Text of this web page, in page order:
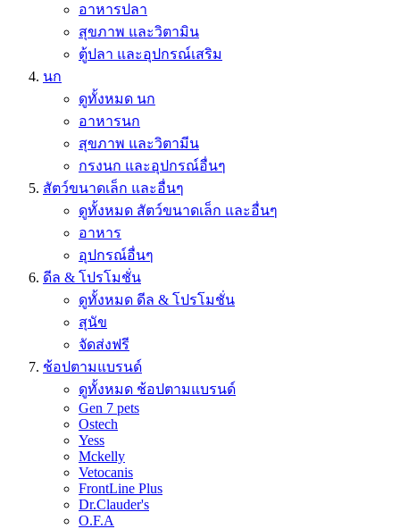
อาหารปลา
สุขภาพ และวิตามิน
ตู้ปลา และอุปกรณ์เสริม
นก
ดูทั้งหมด นก
อาหารนก
สุขภาพ และวิตามีน
กรงนก และอุปกรณ์อื่นๆ
สัตว์ขนาดเล็ก และอื่นๆ
ดูทั้งหมด สัตว์ขนาดเล็ก และอื่นๆ
อาหาร
อุปกรณ์อื่นๆ
ดีล & โปรโมชั่น
ดูทั้งหมด ดีล & โปรโมชั่น
สุนัข
จัดส่งฟรี
ช้อปตามแบรนด์
ดูทั้งหมด ช้อปตามแบรนด์
Gen 7 pets
Ostech
Yess
Mckelly
Vetocanis
FrontLine Plus
Dr.Clauder's
O.F.A